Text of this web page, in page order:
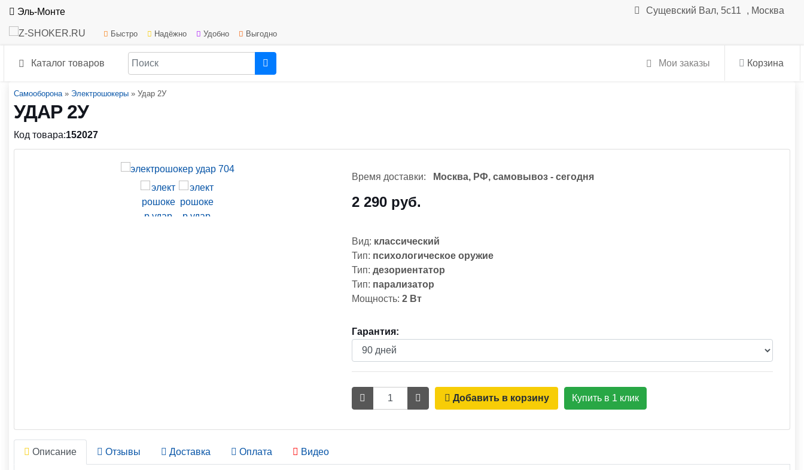
Сущевский Вал, 5с11 , Москва
Эль-Монте
Быстро Надёжно Удобно Выгодно
Каталог товаров Корзина
Мои заказы
Самооборона » Электрошокеры » Удар 2У
УДАР 2У
Код товара:152027
Время доставки: Москва, РФ, самовывоз - сегодня
2 290 руб.
Вид: классический
Тип: психологическое оружие
Тип: дезориентатор
Тип: парализатор
Мощность: 2 Вт
Гарантия:
Количество Добавить в корзину Купить в 1 клик
Описание Отзывы Доставка Оплата Видео